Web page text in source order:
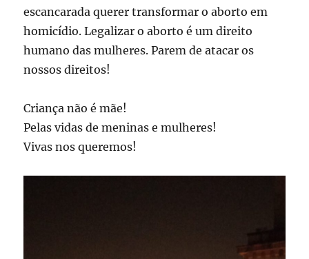
escancarada querer transformar o aborto em
homicídio. Legalizar o aborto é um direito
humano das mulheres. Parem de atacar os
nossos direitos!
Criança não é mãe!
Pelas vidas de meninas e mulheres!
Vivas nos queremos!